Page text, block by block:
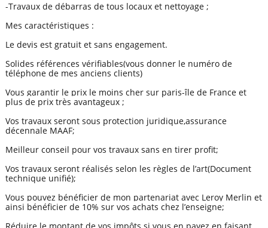
-Travaux de débarras de tous locaux et nettoyage ;
Mes caractéristiques :
Le devis est gratuit et sans engagement.
Solides références vérifiables(vous donner le numéro de
téléphone de mes anciens clients)
Vous garantir le prix le moins cher sur paris-île de France et
plus de prix très avantageux ;
Vos travaux seront sous protection juridique,assurance
décennale MAAF;
Meilleur conseil pour vos travaux sans en tirer profit;
Vos travaux seront réalisés selon les règles de l’art(Document
technique unifié);
Vous pouvez bénéficier de mon partenariat avec Leroy Merlin et
ainsi bénéficier de 10% sur vos achats chez l’enseigne;